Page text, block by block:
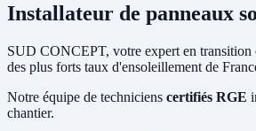
Installateur de panneaux
SUD CONCEPT, votre expert en transition
des plus forts taux d'ensoleillement de
Notre équipe de techniciens certifiés RGE
chantier.